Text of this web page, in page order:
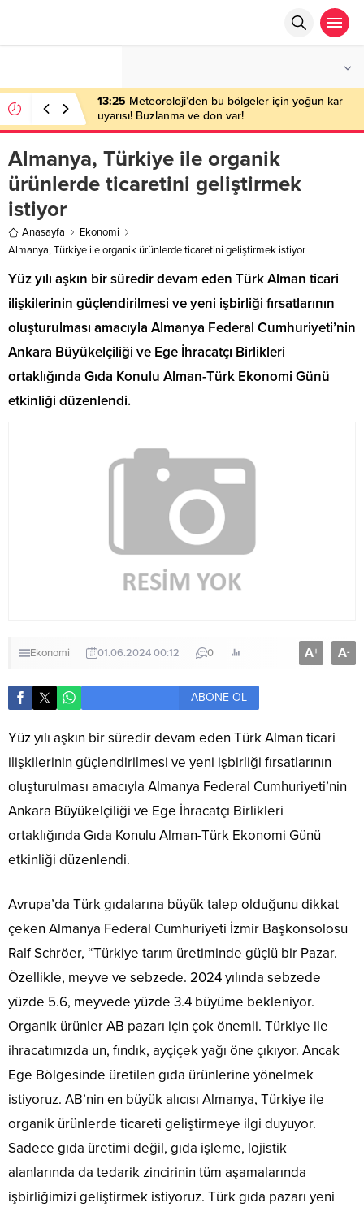
13:25 Meteoroloji’den bu bölgeler için yoğun kar
uyarısı! Buzlanma ve don var!
Almanya, Türkiye ile organik
ürünlerde ticaretini geliştirmek
istiyor
Anasayfa
Ekonomi
Almanya, Türkiye ile organik ürünlerde ticaretini geliştirmek istiyor
Yüz yılı aşkın bir süredir devam eden Türk Alman ticari
ilişkilerinin güçlendirilmesi ve yeni işbirliği fırsatlarının
oluşturulması amacıyla Almanya Federal Cumhuriyeti’nin
Ankara Büyükelçiliği ve Ege İhracatçı Birlikleri
ortaklığında Gıda Konulu Alman-Türk Ekonomi Günü
etkinliği düzenlendi.
Ekonomi 01.06.2024 00:12 0 A+ A-
ABONE OL
Yüz yılı aşkın bir süredir devam eden Türk Alman ticari
ilişkilerinin güçlendirilmesi ve yeni işbirliği fırsatlarının
oluşturulması amacıyla Almanya Federal Cumhuriyeti’nin
Ankara Büyükelçiliği ve Ege İhracatçı Birlikleri
ortaklığında Gıda Konulu Alman-Türk Ekonomi Günü
etkinliği düzenlendi.
Avrupa’da Türk gıdalarına büyük talep olduğunu dikkat
çeken Almanya Federal Cumhuriyeti İzmir Başkonsolosu
Ralf Schröer, “Türkiye tarım üretiminde güçlü bir Pazar.
Özellikle, meyve ve sebzede. 2024 yılında sebzede
yüzde 5.6, meyvede yüzde 3.4 büyüme bekleniyor.
Organik ürünler AB pazarı için çok önemli. Türkiye ile
ihracatımızda un, fındık, ayçiçek yağı öne çıkıyor. Ancak
Ege Bölgesinde üretilen gıda ürünlerine yönelmek
istiyoruz. AB’nin en büyük alıcısı Almanya, Türkiye ile
organik ürünlerde ticareti geliştirmeye ilgi duyuyor.
Sadece gıda üretimi değil, gıda işleme, lojistik
alanlarında da tedarik zincirinin tüm aşamalarında
işbirliğimizi geliştirmek istiyoruz. Türk gıda pazarı yeni